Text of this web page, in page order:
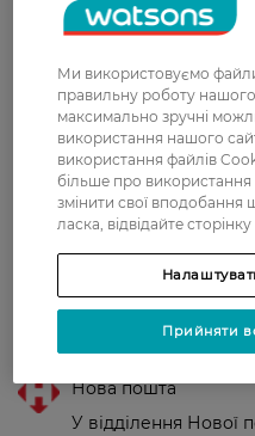
Галина
7 квітня, 2021
Хороший
приємний
більш для
Олеся
14 березня, 2021
Крем
шкіру.
Нова пошта
У відділення Нової
Ми використовуємо
правильну роботу
максимально зручні
використання нашого
використання файлів
більше про
змінити свої вподобання
ласка, відвідайте сторінку
Прийняти